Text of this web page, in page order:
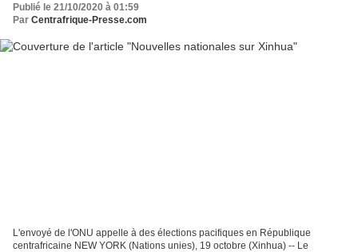
Publié le 21/10/2020 à 01:59
Par Centrafrique-Presse.com
L'envoyé de l'ONU appelle à des élections pacifiques en République
centrafricaine NEW YORK (Nations unies), 19 octobre (Xinhua) -- Le